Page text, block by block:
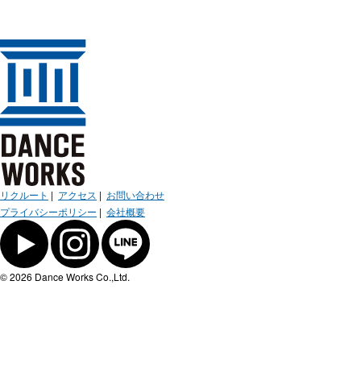
リクルート | アクセス | お問い合わせ
プライバシーポリシー | 会社概要
© 2026 Dance Works Co.,Ltd.